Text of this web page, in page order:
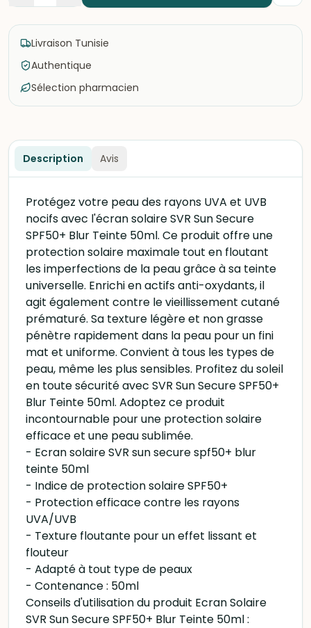
Livraison Tunisie
Authentique
Sélection pharmacien
Description Avis
Protégez votre peau des rayons UVA et UVB
nocifs avec l'écran solaire SVR Sun Secure
SPF50+ Blur Teinte 50ml. Ce produit offre une
protection solaire maximale tout en floutant
les imperfections de la peau grâce à sa teinte
universelle. Enrichi en actifs anti-oxydants, il
agit également contre le vieillissement cutané
prématuré. Sa texture légère et non grasse
pénètre rapidement dans la peau pour un fini
mat et uniforme. Convient à tous les types de
peau, même les plus sensibles. Profitez du soleil
en toute sécurité avec SVR Sun Secure SPF50+
Blur Teinte 50ml. Adoptez ce produit
incontournable pour une protection solaire
efficace et une peau sublimée.
- Ecran solaire SVR sun secure spf50+ blur
teinte 50ml
- Indice de protection solaire SPF50+
- Protection efficace contre les rayons
UVA/UVB
- Texture floutante pour un effet lissant et
flouteur
- Adapté à tout type de peaux
- Contenance : 50ml
Conseils d'utilisation du produit Ecran Solaire
SVR Sun Secure SPF50+ Blur Teinte 50ml :